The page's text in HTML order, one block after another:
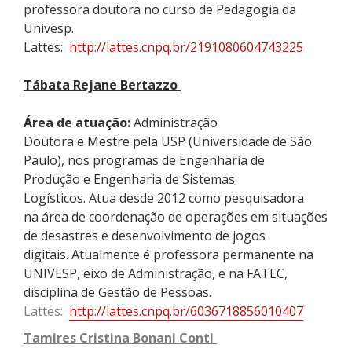
professora doutora no curso de Pedagogia da
Univesp.
Lattes: http://lattes.cnpq.br/2191080604743225
Tábata Rejane Bertazzo
Área de atuação:Administração
Doutora e Mestre pela USP (Universidade de São
Paulo), nos programas de Engenharia de
Produção e Engenharia de Sistemas
Logísticos. Atua desde 2012 como pesquisadora
na área de coordenação de operações em situações
de desastres e desenvolvimento de jogos
digitais. Atualmente é professora permanente na
UNIVESP, eixo de Administração, e na FATEC,
disciplina de Gestão de Pessoas.
Lattes: http://lattes.cnpq.br/6036718856010407
Tamires Cristina Bonani Conti